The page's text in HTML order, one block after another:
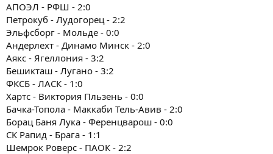
АПОЭЛ - РФШ - 2:0
Петрокуб - Лудогорец - 2:2
Эльфсборг - Мольде - 0:0
Андерлехт - Динамо Минск - 2:0
Аякс - Ягеллония - 3:2
Бешикташ - Лугано - 3:2
ФКСБ - ЛАСК - 1:0
Хартс - Виктория Пльзень - 0:0
Бачка-Топола - Маккаби Тель-Авив - 2:0
Борац Баня Лука - Ференцварош - 0:0
СК Рапид - Брага - 1:1
Шемрок Роверс - ПАОК - 2:2